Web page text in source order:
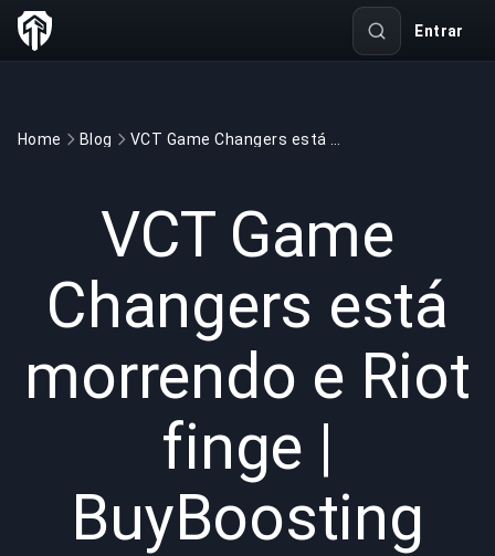
Entrar
Home Blog
VCT Game
Changers está
morrendo e Riot
finge |
BuyBoosting